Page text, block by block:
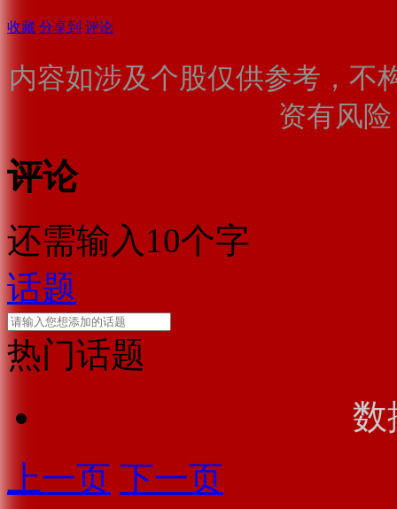
收藏 分享到 评论
内容如涉及个股仅供参考，不
资有风
评论
还需输入10个字
话题
热门话题
数
上一页 下一页